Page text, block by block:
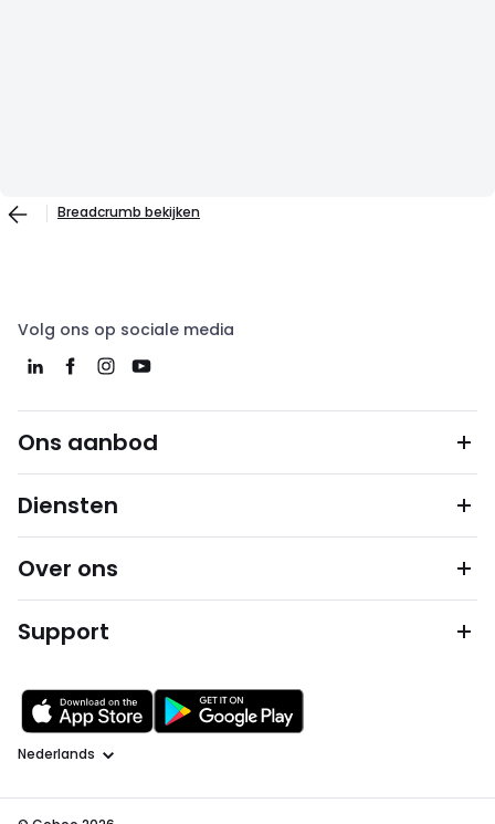
Breadcrumb bekijken
Volg ons op sociale media
Ons aanbod
Diensten
Over ons
Support
Taal